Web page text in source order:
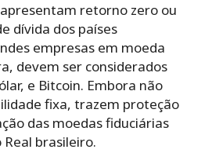
retorno zero ou
dívida dos países
empresas em moeda
devem ser considerados
e Bitcoin. Embora não
fixa, trazem proteção
das moedas fiduciárias
brasileiro.